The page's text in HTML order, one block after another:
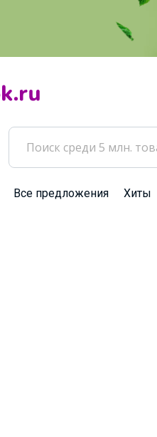
Все предложения Хиты